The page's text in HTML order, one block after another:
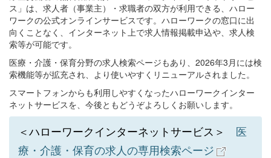
ス」は、求人者（事業主）・求職者の双方が利用できる、ハロー
ワークの公式オンラインサービスです。ハローワークの窓口に出
向くことなく、インターネット上で求人情報掲載申込や、求人検
索等が可能です。
医療・介護・保育分野の求人検索ページもあり、2026年3月には検
索機能等が拡充され、より使いやすくリニューアルされました。
スマートフォンからも利用しやすくなったハローワークインター
ネットサービスを、今後ともどうぞよろしくお願いします。
＜ハローワークインターネットサービス＞ 医
療・介護・保育の求人の専用検索ページ